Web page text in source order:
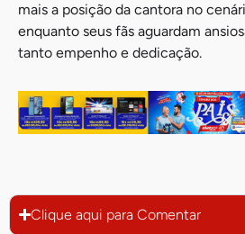
mais a posição da cantora no
enquanto seus fãs aguardam
tanto empenho e dedicação.
Clique aqui para Comentar